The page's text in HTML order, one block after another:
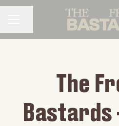
Partager la page
The
Bastards